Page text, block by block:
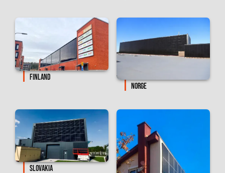
FINLAND
NORGE
SLOVAKIA